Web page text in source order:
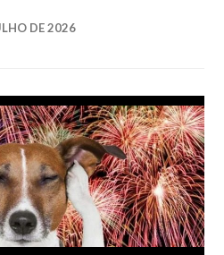
DE 2026